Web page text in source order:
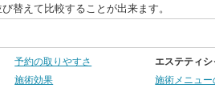
替えて比較することが出来ます。
予約の取りやすさ
エステティ
施術効果
施術メニュー